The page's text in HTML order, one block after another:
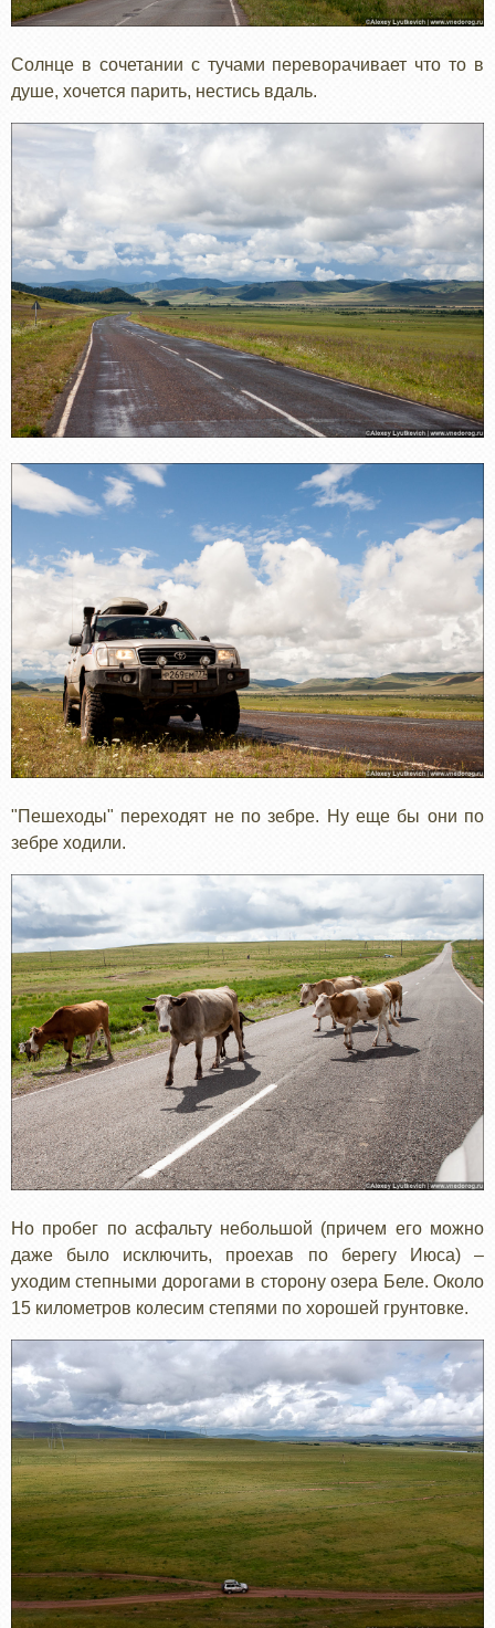
Солнце в сочетании с тучами переворачивает что то в
душе, хочется парить, нестись вдаль.
"Пешеходы" переходят не по зебре. Ну еще бы они по
зебре ходили.
Но пробег по асфальту небольшой (причем его можно
даже было исключить, проехав по берегу Июса) –
уходим степными дорогами в сторону озера Беле. Около
15 километров колесим степями по хорошей грунтовке.